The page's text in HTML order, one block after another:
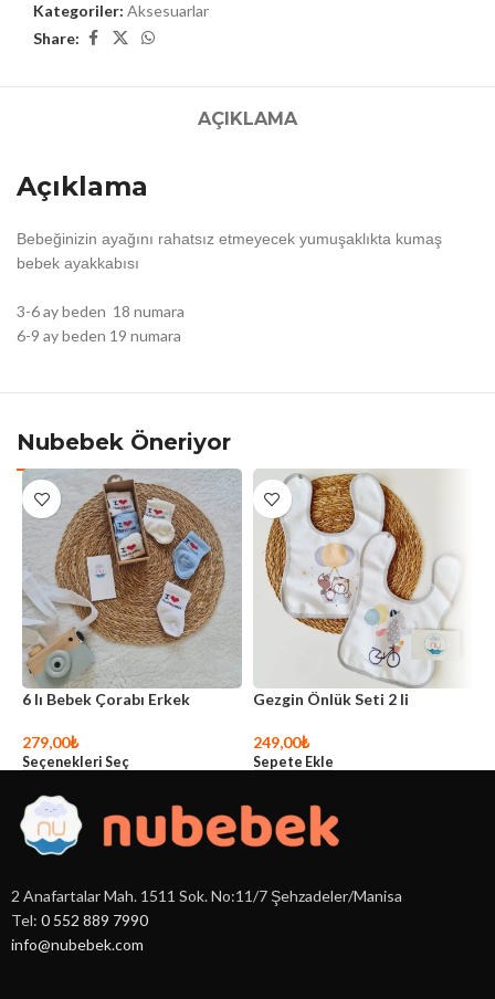
Kategoriler: Aksesuarlar
Share:
AÇIKLAMA
Açıklama
Bebeğinizin ayağını rahatsız etmeyecek yumuşaklıkta kumaş
bebek ayakkabısı
3-6 ay beden 18 numara
6-9 ay beden 19 numara
Nubebek Öneriyor
6 lı Bebek Çorabı Erkek
279,00₺
Seçenekleri Seç
Gezgin Önlük Seti 2 li
249,00₺
Sepete Ekle
2 Anafartalar Mah. 1511 Sok. No:11/7 Şehzadeler/Manisa
Tel: 0 552 889 7990
info@nubebek.com